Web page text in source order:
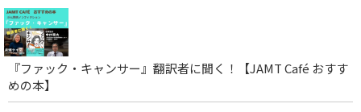
『ファック・キャンサー』翻訳者に聞く！【JAMT Café おすす
めの本】